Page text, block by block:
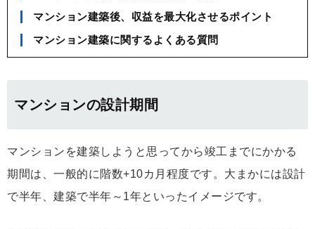
マンション建築後、収益を最大化させるポイント
マンション建築に関するよくある質問
マンションの設計期間
マンションを建築しようと思ってから竣工までにかかる
期間は、一般的に階数+10カ月程度です。大まかには設計
で半年、建築で半年～1年といったイメージです。